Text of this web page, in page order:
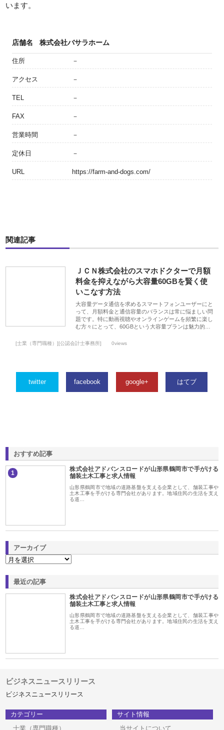
います。
店舗名 株式会社バサラホーム
住所 －
アクセス －
TEL －
FAX －
営業時間 －
定休日 －
URL https://farm-and-dogs.com/
関連記事
ＪＣＮ株式会社のスマホドクターで月額
料金を抑えながら大容量60GBを賢く使
いこなす方法
大容量データ通信を求めるスマートフォンユーザーにと
って、月額料金と通信容量のバランスは常に悩ましい問
題です。特に動画視聴やオンラインゲームを頻繁に楽し
む方々にとって、60GBという大容量プランは魅力的…
[士業（専門職種）][公認会計士事務所] 0views
twitter facebook google+ はてブ
おすすめ記事
1
株式会社アドバンスロードが山形県鶴岡市で手がける
舗装土木工事と求人情報
山形県鶴岡市で地域の道路基盤を支える企業として、舗装工事や
土木工事を手がける専門会社があります。地域住民の生活を支え
る道…
アーカイブ
最近の記事
株式会社アドバンスロードが山形県鶴岡市で手がける
舗装土木工事と求人情報
山形県鶴岡市で地域の道路基盤を支える企業として、舗装工事や
土木工事を手がける専門会社があります。地域住民の生活を支え
る道…
ビジネスニュースリリース
ビジネスニュースリリース
カテゴリー
士業（専門職種）
サイト情報
当サイトについて